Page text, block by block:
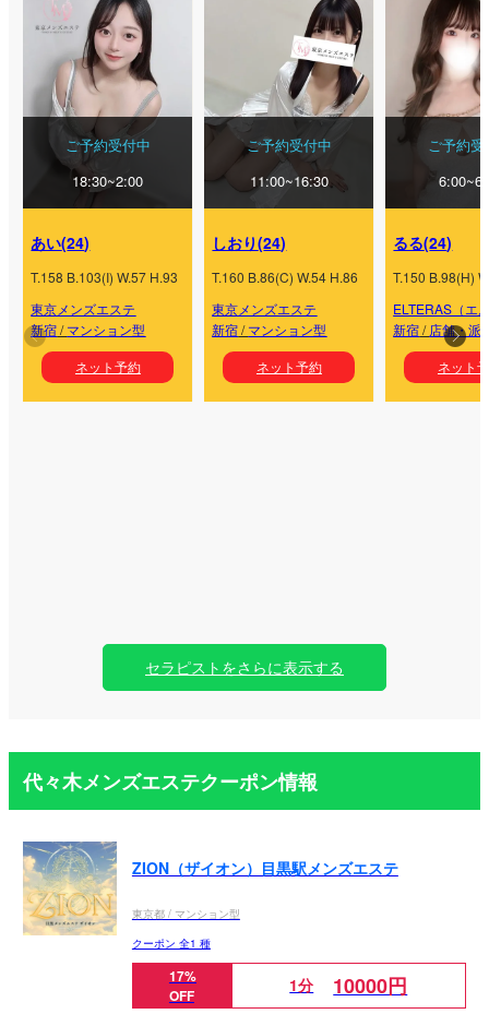
ご予約受付中
18:30~2:00
あい(24)
T.158 B.103(I) W.57 H.93
東京メンズエステ
新宿/マンション型
ネット予約
ご予約受付中
11:00~16:30
しおり(24)
T.160 B.86(C) W.54 H.86
東京メンズエステ
新宿/マンション型
ネット予約
ご予約受
るる(24)
T.150 B.98(H)
ELTERAS（エ
新宿/ 店舗・派
ネット
セラピストをさらに表示する
代々木メンズエステクーポン情報
ZION（ザイオン）目黒駅メンズエステ
東京都 / マンション型
クーポン 全1 種
17%
OFF
1分 10000円